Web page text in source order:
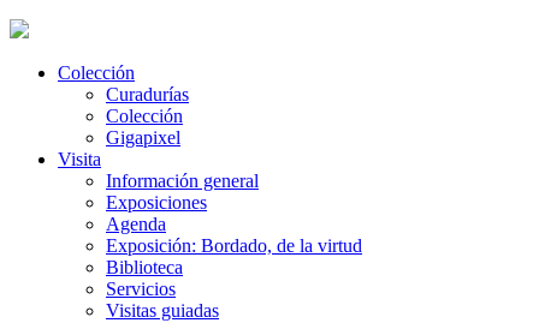
Colección
Curadurías
Colección
Gigapixel
Visita
Información general
Exposiciones
Agenda
Exposición: Bordado, de la virtud
Biblioteca
Servicios
Visitas guiadas